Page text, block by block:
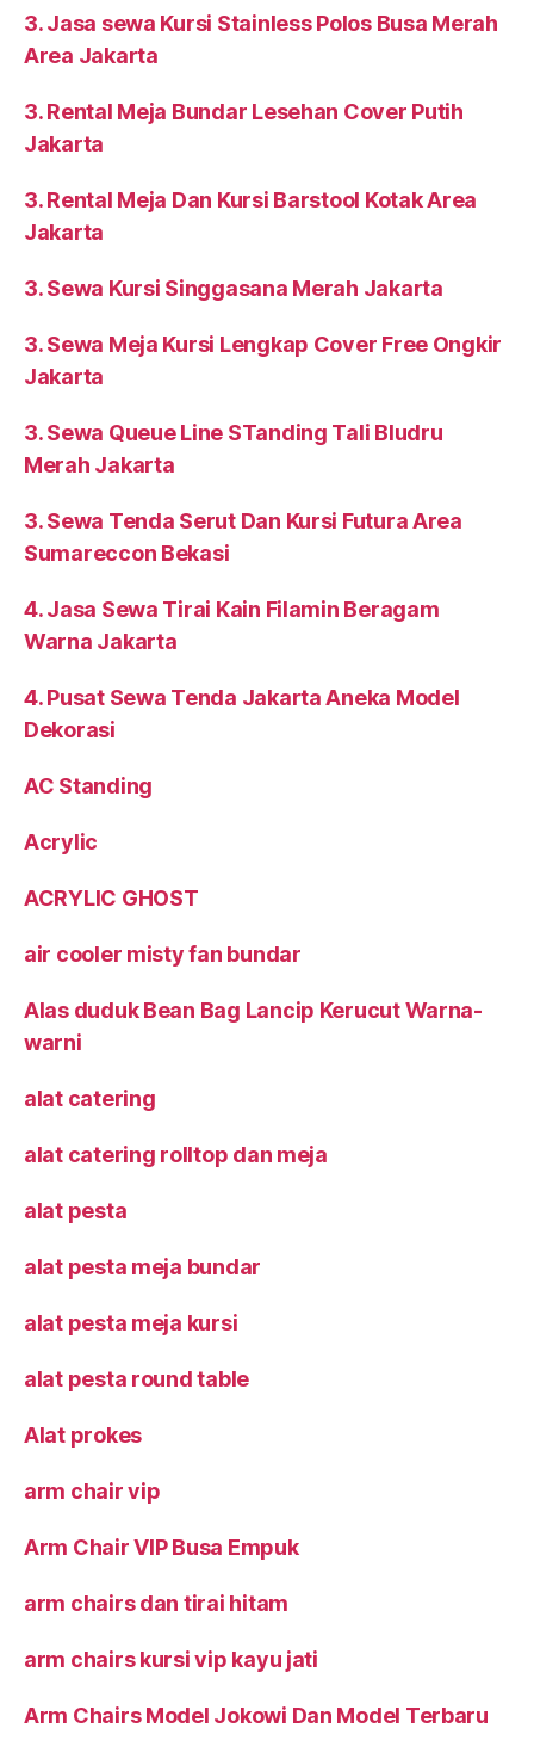
3. Jasa sewa Kursi Stainless Polos Busa Merah
Area Jakarta
3. Rental Meja Bundar Lesehan Cover Putih
Jakarta
3. Rental Meja Dan Kursi Barstool Kotak Area
Jakarta
3. Sewa Kursi Singgasana Merah Jakarta
3. Sewa Meja Kursi Lengkap Cover Free Ongkir
Jakarta
3. Sewa Queue Line STanding Tali Bludru
Merah Jakarta
3. Sewa Tenda Serut Dan Kursi Futura Area
Sumareccon Bekasi
4. Jasa Sewa Tirai Kain Filamin Beragam
Warna Jakarta
4. Pusat Sewa Tenda Jakarta Aneka Model
Dekorasi
AC Standing
Acrylic
ACRYLIC GHOST
air cooler misty fan bundar
Alas duduk Bean Bag Lancip Kerucut Warna-
warni
alat catering
alat catering rolltop dan meja
alat pesta
alat pesta meja bundar
alat pesta meja kursi
alat pesta round table
Alat prokes
arm chair vip
Arm Chair VIP Busa Empuk
arm chairs dan tirai hitam
arm chairs kursi vip kayu jati
Arm Chairs Model Jokowi Dan Model Terbaru